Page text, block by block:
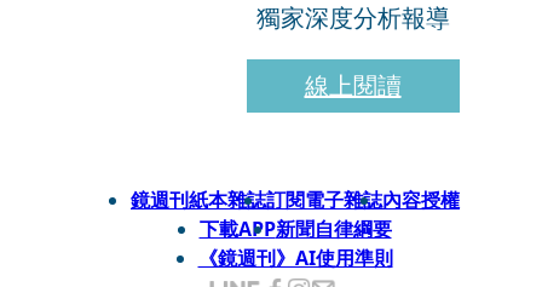
獨家深度分析報導
線上閱讀
鏡週刊紙本雜誌訂閱電子雜誌內容授權
下載APP新聞自律綱要
《鏡週刊》AI使用準則